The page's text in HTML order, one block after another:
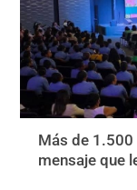
Más de
mensaje que